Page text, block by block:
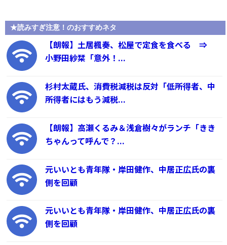
★読みすぎ注意！のおすすめネタ
【朗報】土居楓奏、松屋で定食を食べる ⇒
小野田紗栞「意外！...
杉村太蔵氏、消費税減税は反対「低所得者、中
所得者にはもう減税...
【朗報】高瀬くるみ＆浅倉樹々がランチ「きき
ちゃんって呼んで？...
元いいとも青年隊・岸田健作、中居正広氏の裏
側を回顧
元いいとも青年隊・岸田健作、中居正広氏の裏
側を回顧